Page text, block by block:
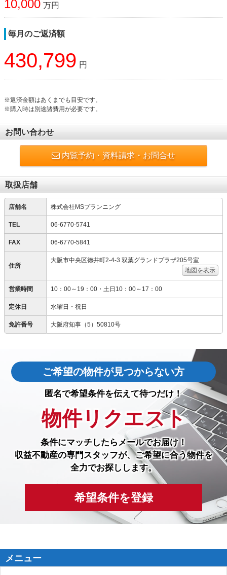
10,000 万円
毎月のご返済額
430,799 円
※返済金額はあくまでも目安です。
※購入時は別途諸費用が必要です。
お問い合わせ
内覧予約・資料請求・お問合せ
取扱店舗
店舗名 株式会社MSプランニング
TEL 06-6770-5741
FAX 06-6770-5841
住所
大阪市中央区徳井町2-4-3 双葉グランドプラザ205号室
地図を表示
営業時間 10：00～19：00・土日10：00～17：00
定休日 水曜日・祝日
免許番号 大阪府知事（5）50810号
ご希望の物件が見つからない方
匿名で希望条件を伝えて待つだけ！
物件リクエスト
条件にマッチしたら メールでお届け！
収益不動産の専門スタッフが、ご希望に合う物件を
全力でお探しします。
希望条件を登録
メニュー